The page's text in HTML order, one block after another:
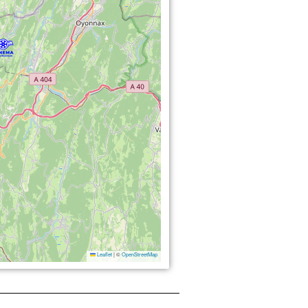
Leaflet |©OpenStreetMap